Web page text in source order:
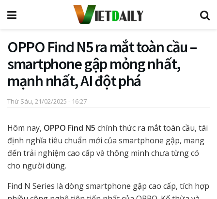
OPPO Find N5 ra mắt toàn cầu –
smartphone gập mỏng nhất,
mạnh nhất, AI đột phá
Thứ Sáu, 21/02/2025 - 16:27
Hôm nay, OPPO Find N5 chính thức ra mắt toàn cầu, tái
định nghĩa tiêu chuẩn mới của smartphone gập, mang
đến trải nghiệm cao cấp và thông minh chưa từng có
cho người dùng.
Find N Series là dòng smartphone gập cao cấp, tích hợp